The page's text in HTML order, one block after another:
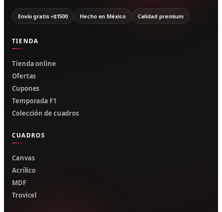
Envío gratis +$1500 Hecho en México Calidad premium
TIENDA
Tienda online
Ofertas
Cupones
Temporada F1
Colección de cuadros
CUADROS
Canvas
Acrílico
MDF
Trovicel